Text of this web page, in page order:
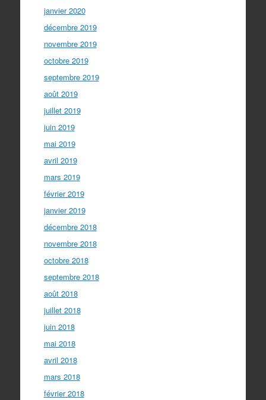
janvier 2020
décembre 2019
novembre 2019
octobre 2019
septembre 2019
août 2019
juillet 2019
juin 2019
mai 2019
avril 2019
mars 2019
février 2019
janvier 2019
décembre 2018
novembre 2018
octobre 2018
septembre 2018
août 2018
juillet 2018
juin 2018
mai 2018
avril 2018
mars 2018
février 2018